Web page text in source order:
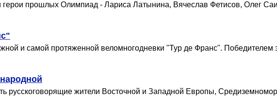
герои прошлых Олимпиад - Лариса Латынина, Вячеслав Фетисов, Олег
и самой протяженной веломногодневки "Тур де Франс". Победителем
русскоговорящие жители Восточной и Западной Европы,